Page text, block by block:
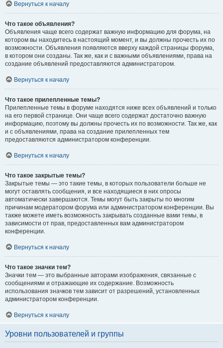
Вернуться к началу
Что такое объявления?
Объявления чаще всего содержат важную информацию для форума, на
котором вы находитесь в настоящий момент, и вы должны прочесть их по
возможности. Объявления появляются вверху каждой страницы форума,
в котором они созданы. Так же, как и с важными объявлениями, права на
создание объявлений предоставляются администратором.
Вернуться к началу
Что такое прилепленные темы?
Прилепленные темы в форуме находятся ниже всех объявлений и только
на его первой странице. Они чаще всего содержат достаточно важную
информацию, поэтому вы должны прочесть их по возможности. Так же, как
и с объявлениями, права на создание прилепленных тем
предоставляются администратором конференции.
Вернуться к началу
Что такое закрытые темы?
Закрытые темы — это такие темы, в которых пользователи больше не
могут оставлять сообщения, и все находящиеся в них опросы
автоматически завершаются. Темы могут быть закрыты по многим
причинам модератором форума или администратором конференции. Вы
также можете иметь возможность закрывать созданные вами темы, в
зависимости от прав, предоставленных вам администратором
конференции.
Вернуться к началу
Что такое значки тем?
Значки тем — это выбранные авторами изображения, связанные с
сообщениями и отражающие их содержание. Возможность
использования значков тем зависит от разрешений, установленных
администратором конференции.
Вернуться к началу
Уровни пользователей и группы